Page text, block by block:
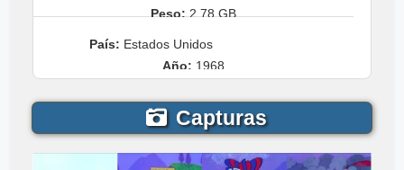
Peso:2.78 GB
País: Estados Unidos
Año: 1968
Capturas